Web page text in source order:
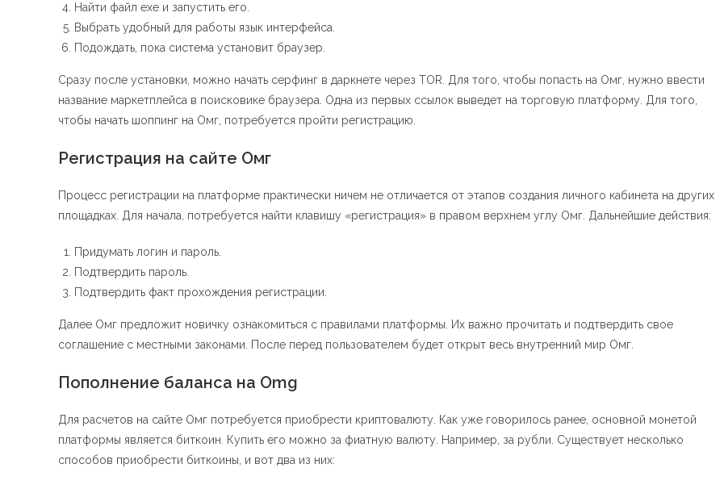
Найти файл exe и запустить его.
Выбрать удобный для работы язык интерфейса.
Подождать, пока система установит браузер.
Сразу после установки, можно начать серфинг в даркнете через TOR. Для того, чтобы попасть на Омг, нужно ввести
название маркетплейса в поисковике браузера. Одна из первых ссылок выведет на торговую платформу. Для того,
чтобы начать шоппинг на Омг, потребуется пройти регистрацию.
Регистрация на сайте Омг
Процесс регистрации на платформе практически ничем не отличается от этапов создания личного кабинета на других
площадках. Для начала, потребуется найти клавишу «регистрация» в правом верхнем углу Омг. Дальнейшие действия:
Придумать логин и пароль.
Подтвердить пароль.
Подтвердить факт прохождения регистрации.
Далее Омг предложит новичку ознакомиться с правилами платформы. Их важно прочитать и подтвердить свое
соглашение с местными законами. После перед пользователем будет открыт весь внутренний мир Омг.
Пополнение баланса на Omg
Для расчетов на сайте Омг потребуется приобрести криптовалюту. Как уже говорилось ранее, основной монетой
платформы является биткоин. Купить его можно за фиатную валюту. Например, за рубли. Существует несколько
способов приобрести биткоины, и вот два из них: